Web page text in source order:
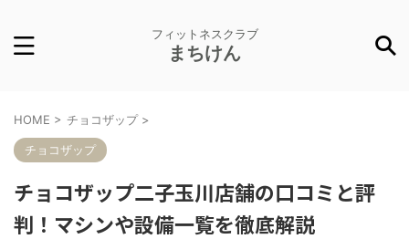
フィットネスクラブ
まちけん
HOME > チョコザップ >
チョコザップ
チョコザップ二子玉川店舗の口コミと評
判！マシンや設備一覧を徹底解説